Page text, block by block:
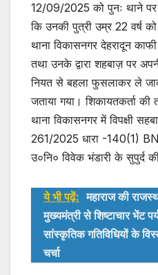
12/09/2025 को पुनः थाने
कि उनकी पुत्री उम्र 22 वर्ष
थाना विकासनगर देहरादून
तथा उनके द्वारा शहबाज़ पर
नियत से बहला फुसलाकर ले
जताया गया। शिकायतकर्ता
थाना विकासनगर में विपक्षी
261/2025 धारा -140(1)
उ०नि० विवेक भंडारी के सुपुर्द
ये भी पढ़ें: महाराज की
मुख्यमंत्री से शिष्टाचार भेंट
सांस्कृतिक गतिविधियों के
चर्चा